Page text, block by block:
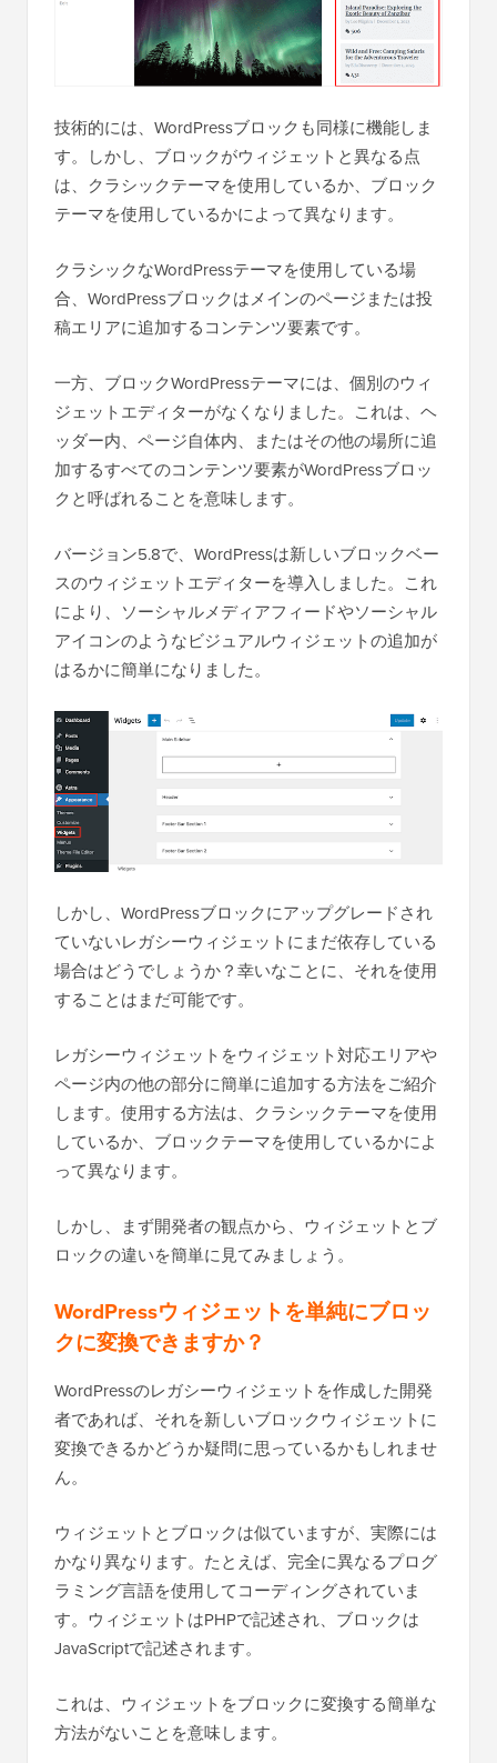
技術的には、WordPressブロックも同様に機能しま
す。しかし、ブロックがウィジェットと異なる点
は、クラシックテーマを使用しているか、ブロック
テーマを使用しているかによって異なります。
クラシックなWordPressテーマを使用している場
合、WordPressブロックはメインのページまたは投
稿エリアに追加するコンテンツ要素です。
一方、ブロックWordPressテーマには、個別のウィ
ジェットエディターがなくなりました。これは、ヘ
ッダー内、ページ自体内、またはその他の場所に追
加するすべてのコンテンツ要素がWordPressブロッ
クと呼ばれることを意味します。
バージョン5.8で、WordPressは新しいブロックベー
スのウィジェットエディターを導入しました。これ
により、ソーシャルメディアフィードやソーシャル
アイコンのようなビジュアルウィジェットの追加が
はるかに簡単になりました。
しかし、WordPressブロックにアップグレードされ
ていないレガシーウィジェットにまだ依存している
場合はどうでしょうか？幸いなことに、それを使用
することはまだ可能です。
レガシーウィジェットをウィジェット対応エリアや
ページ内の他の部分に簡単に追加する方法をご紹介
します。使用する方法は、クラシックテーマを使用
しているか、ブロックテーマを使用しているかによ
って異なります。
しかし、まず開発者の観点から、ウィジェットとブ
ロックの違いを簡単に見てみましょう。
WordPressウィジェットを単純にブロッ
クに変換できますか？
WordPressのレガシーウィジェットを作成した開発
者であれば、それを新しいブロックウィジェットに
変換できるかどうか疑問に思っているかもしれませ
ん。
ウィジェットとブロックは似ていますが、実際には
かなり異なります。たとえば、完全に異なるプログ
ラミング言語を使用してコーディングされていま
す。ウィジェットはPHPで記述され、ブロックは
JavaScriptで記述されます。
これは、ウィジェットをブロックに変換する簡単な
方法がないことを意味します。